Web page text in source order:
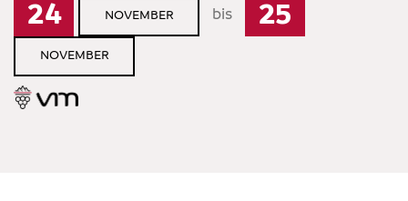
24 NOVEMBER bis 25
NOVEMBER